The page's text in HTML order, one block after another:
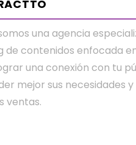
una agencia
de contenidos enfocada
una conexión con tu
mejor sus necesidades y
ventas.